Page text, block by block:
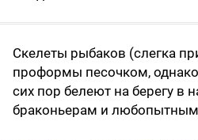
Скелеты рыбаков (слегка
проформы песочком,
сих пор белеют на берегу в
браконьерам и